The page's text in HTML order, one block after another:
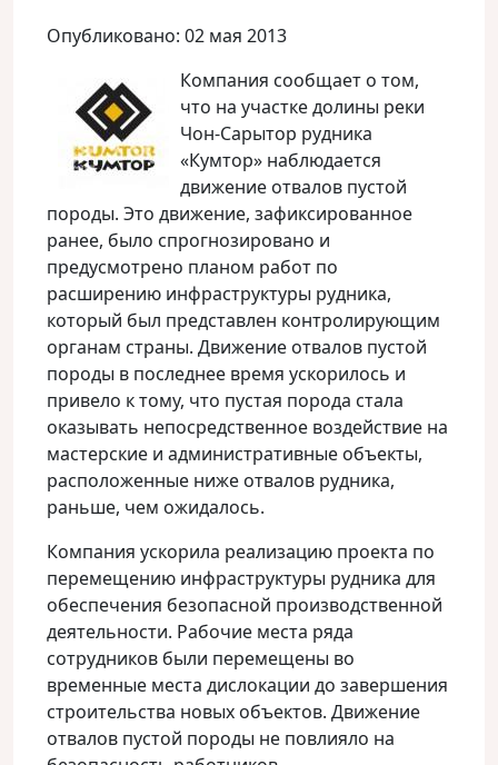
Опубликовано: 02 мая 2013
Компания сообщает о том,
что на участке долины реки
Чон-Сарытор рудника
«Кумтор» наблюдается
движение отвалов пустой
породы. Это движение, зафиксированное
ранее, было спрогнозировано и
предусмотрено планом работ по
расширению инфраструктуры рудника,
который был представлен контролирующим
органам страны. Движение отвалов пустой
породы в последнее время ускорилось и
привело к тому, что пустая порода стала
оказывать непосредственное воздействие на
мастерские и административные объекты,
расположенные ниже отвалов рудника,
раньше, чем ожидалось.
Компания ускорила реализацию проекта по
перемещению инфраструктуры рудника для
обеспечения безопасной производственной
деятельности. Рабочие места ряда
сотрудников были перемещены во
временные места дислокации до завершения
строительства новых объектов. Движение
отвалов пустой породы не повлияло на